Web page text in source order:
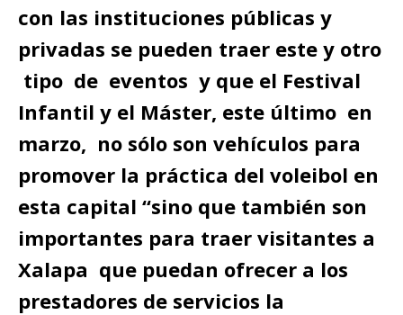
con las instituciones públicas y
privadas se pueden traer este y otro
tipo de eventos y que el Festival
Infantil y el Máster, este último en
marzo, no sólo son vehículos para
promover la práctica del voleibol en
esta capital “sino que también son
importantes para traer visitantes a
Xalapa que puedan ofrecer a los
prestadores de servicios la